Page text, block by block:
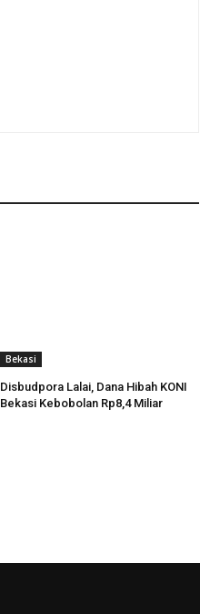
Bekasi
Disbudpora Lalai, Dana Hibah KONI
Bekasi Kebobolan Rp8,4 Miliar